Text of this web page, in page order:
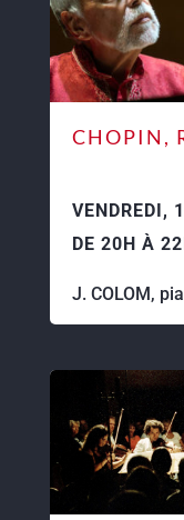
CHOPIN,
VENDREDI,
DE 20H À
J. COLOM,